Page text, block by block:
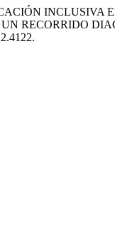
RECORRIDO